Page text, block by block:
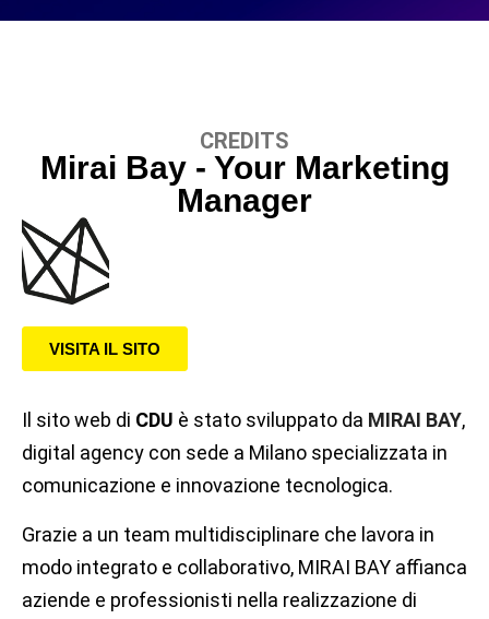
CREDITS
Mirai Bay - Your Marketing
Manager
VISITA IL SITO
Il sito web di CDU è stato sviluppato da MIRAI BAY,
digital agency con sede a Milano specializzata in
comunicazione e innovazione tecnologica.
Grazie a un team multidisciplinare che lavora in
modo integrato e collaborativo, MIRAI BAY affianca
aziende e professionisti nella realizzazione di